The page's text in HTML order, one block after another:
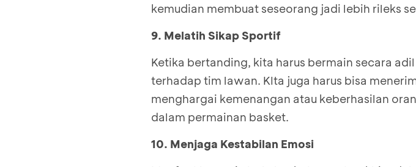
kemudian membuat seseorang jadi lebih rileks
9. Melatih Sikap Sportif
Ketika bertanding, kita harus bermain secara
terhadap tim lawan. KIta juga harus bisa
menghargai kemenangan atau keberhasilan
dalam permainan basket.
10. Menjaga Kestabilan Emosi